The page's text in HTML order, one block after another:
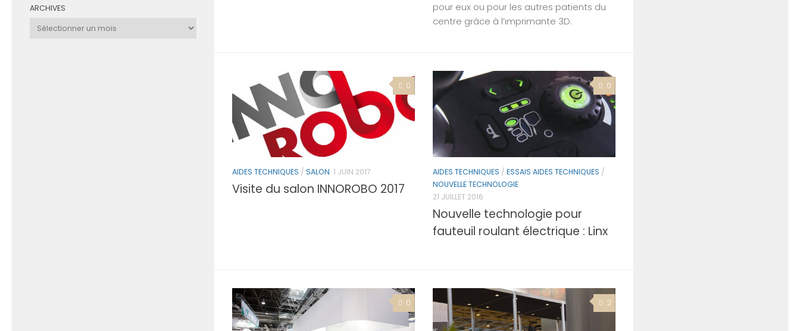
pour eux ou pour les autres patients du
centre grâce à l’imprimante 3D.
0
AIDES TECHNIQUES / SALON 1 JUIN 2017
Visite du salon INNOROBO 2017
0
AIDES TECHNIQUES / ESSAIS AIDES TECHNIQUES /
NOUVELLE TECHNOLOGIE
21 JUILLET 2016
Nouvelle technologie pour
fauteuil roulant électrique : Linx
0 2
ARCHIVES
Archives